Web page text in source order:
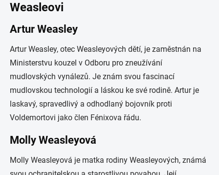
Weasleovi
Artur Weasley
Artur Weasley, otec Weasleyových dětí, je zaměstnán na
Ministerstvu kouzel v Odboru pro zneužívání
mudlovských vynálezů. Je znám svou fascinací
mudlovskou technologií a láskou ke své rodině. Artur je
laskavý, spravedlivý a odhodlaný bojovník proti
Voldemortovi jako člen Fénixova řádu.
Molly Weasleyová
Molly Weasleyová je matka rodiny Weasleyových, známá